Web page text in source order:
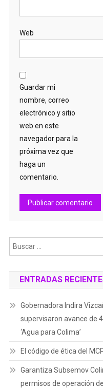
Web
Guardar mi
nombre, correo
electrónico y sitio
web en este
navegador para la
próxima vez que
haga un
comentario.
ENTRADAS
Gobernadora Indira
supervisaron avance de
‘Agua para Colima’
El código de ética del
Garantiza Subsemov
permisos de operación